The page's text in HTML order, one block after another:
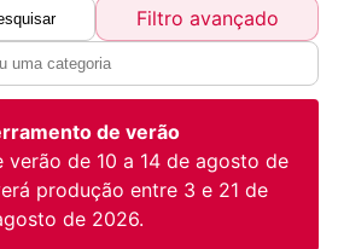
Filtro avançado
de verão
verão de 10 a 14 de agosto de
produção entre 3 e 21 de
de 2026.